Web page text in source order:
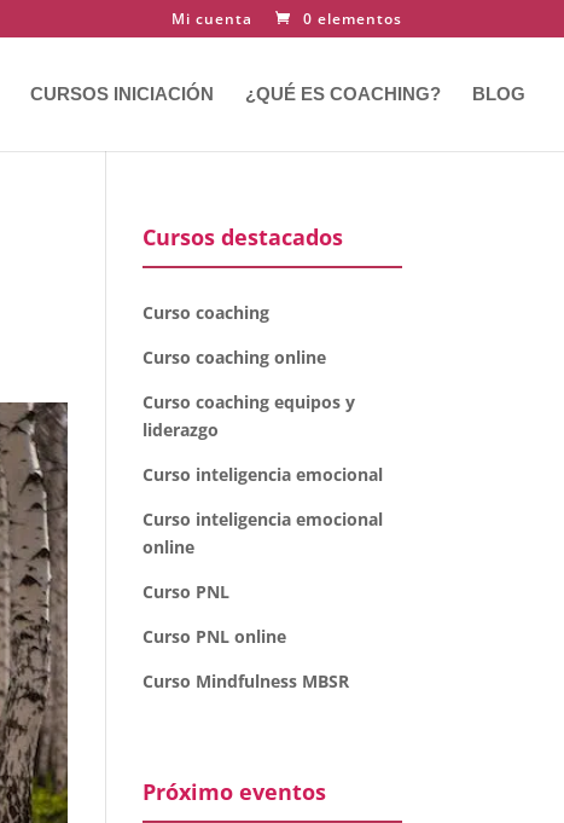
Mi cuenta 0 elementos
CURSOS INICIACIÓN ¿QUÉ ES COACHING? BLOG
Cursos destacados
Curso coaching
Curso coaching online
Curso coaching equipos y
liderazgo
Curso inteligencia emocional
Curso inteligencia emocional
online
Curso PNL
Curso PNL online
Curso Mindfulness MBSR
Próximo eventos